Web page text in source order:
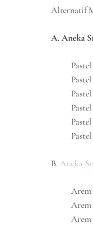
Alternatif
A. Aneka
B. Aneka
Arem
Arem
Arem